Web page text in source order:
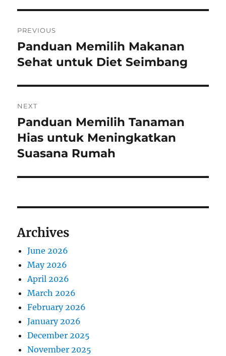
navigation
PREVIOUS
Previous
post:
Panduan Memilih Makanan
Sehat untuk Diet Seimbang
NEXT
Next
post:
Panduan Memilih Tanaman
Hias untuk Meningkatkan
Suasana Rumah
Archives
June 2026
May 2026
April 2026
March 2026
February 2026
January 2026
December 2025
November 2025